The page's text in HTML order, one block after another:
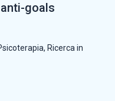
goals
, Ricerca in